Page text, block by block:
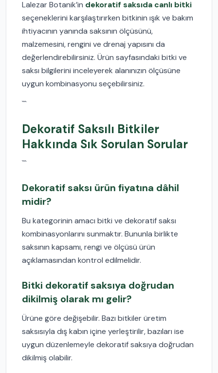
Lalezar Botanik’in dekoratif saksıda canlı bitki
seçeneklerini karşılaştırırken bitkinin ışık ve bakım
ihtiyacının yanında saksının ölçüsünü,
malzemesini, rengini ve drenaj yapısını da
değerlendirebilirsiniz. Ürün sayfasındaki bitki ve
saksı bilgilerini inceleyerek alanınızın ölçüsüne
uygun kombinasyonu seçebilirsiniz.
```
Dekoratif Saksılı Bitkiler
Hakkında Sık Sorulan Sorular
```
Dekoratif saksı ürün fiyatına dâhil
midir?
Bu kategorinin amacı bitki ve dekoratif saksı
kombinasyonlarını sunmaktır. Bununla birlikte
saksının kapsamı, rengi ve ölçüsü ürün
açıklamasından kontrol edilmelidir.
Bitki dekoratif saksıya doğrudan
dikilmiş olarak mı gelir?
Ürüne göre değişebilir. Bazı bitkiler üretim
saksısıyla dış kabın içine yerleştirilir, bazıları ise
uygun düzenlemeyle dekoratif saksıya doğrudan
dikilmiş olabilir.